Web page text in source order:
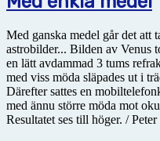
Med ganska medel går det att
astrobilder... Bilden av Venus
en lätt avdammad 3 tums
med viss möda släpades ut i
Därefter sattes en
med ännu större möda mot
Resultatet ses till höger. /